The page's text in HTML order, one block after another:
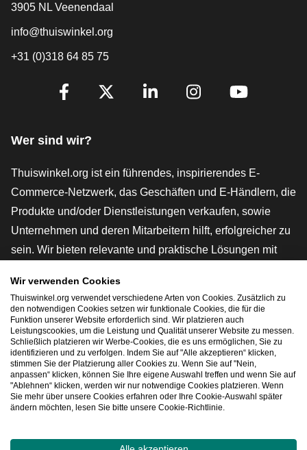
3905 NL Veenendaal
info@thuiswinkel.org
+31 (0)318 64 85 75
[_General:SocialMediaTitle]
Wer sind wir?
Thuiswinkel.org ist ein führendes, inspirierendes E-
Commerce-Netzwerk, das Geschäften und E-Händlern, die
Produkte und/oder Dienstleistungen verkaufen, sowie
Unternehmen und deren Mitarbeitern hilft, erfolgreicher zu
sein. Wir bieten relevante und praktische Lösungen mit
rechtlichen Instrumenten und Beratung,
Interessenvertretung, Marktforschung und verfügen über
eine eigene Bildungsplattform, die Thuiswinkel e-
Academy.
Schnelles Navigieren
Wir verwenden Cookies
Thuiswinkel.org verwendet verschiedene Arten von Cookies. Zusätzlich zu
den notwendigen Cookies setzen wir funktionale Cookies, die für die
Funktion unserer Website erforderlich sind. Wir platzieren auch
Leistungscookies, um die Leistung und Qualität unserer Website zu messen.
Schließlich platzieren wir Werbe-Cookies, die es uns ermöglichen, Sie zu
identifizieren und zu verfolgen. Indem Sie auf "Alle akzeptieren“ klicken,
stimmen Sie der Platzierung aller Cookies zu. Wenn Sie auf "Nein,
anpassen“ klicken, können Sie Ihre eigene Auswahl treffen und wenn Sie auf
"Ablehnen“ klicken, werden wir nur notwendige Cookies platzieren. Wenn
Sie mehr über unsere Cookies erfahren oder Ihre Cookie-Auswahl später
ändern möchten, lesen Sie bitte unsere Cookie-Richtlinie.